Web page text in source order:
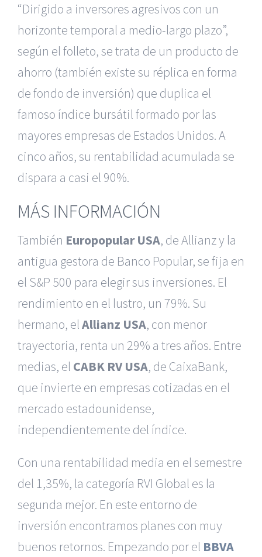
“Dirigido a inversores agresivos con un
horizonte temporal a medio-largo plazo”,
según el folleto, se trata de un producto de
ahorro (también existe su réplica en forma
de fondo de inversión) que duplica el
famoso índice bursátil formado por las
mayores empresas de Estados Unidos. A
cinco años, su rentabilidad acumulada se
dispara a casi el 90%.
MÁS INFORMACIÓN
También Europopular USA, de Allianz y la
antigua gestora de Banco Popular, se fija en
el S&P 500 para elegir sus inversiones. El
rendimiento en el lustro, un 79%. Su
hermano, elAllianz USA, con menor
trayectoria, renta un 29% a tres años. Entre
medias, el CABK RV USA, de CaixaBank,
que invierte en empresas cotizadas en el
mercado estadounidense,
independientemente del índice.
Con una rentabilidad media en el semestre
del 1,35%, la categoría RVI Global es la
segunda mejor. En este entorno de
inversión encontramos planes con muy
buenos retornos. Empezando por el BBVA